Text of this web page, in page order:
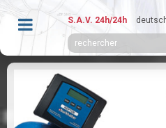
S.A.V. 24h/24h